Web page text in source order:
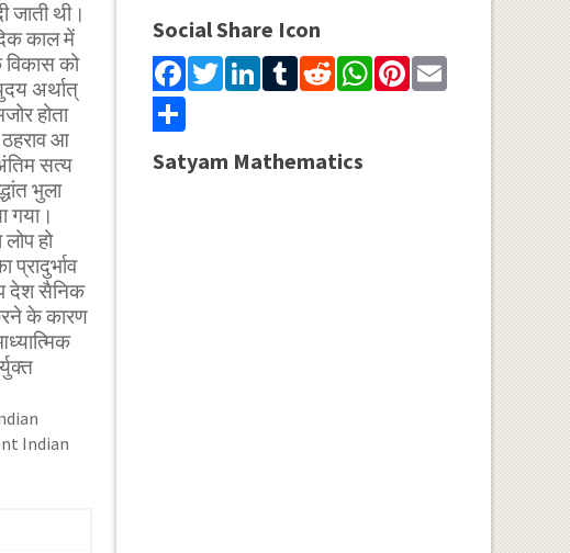
जाती थी।
काल में
विकास को
अर्थात्
होता
आ
सत्य
भुला
गया।
हो
देश सैनिक
के कारण
Indian
Social Share Icon
Facebook
Twitter
LinkedIn
Tumblr
Reddit
WhatsApp
Pinterest
Email
Share
Satyam Mathematics